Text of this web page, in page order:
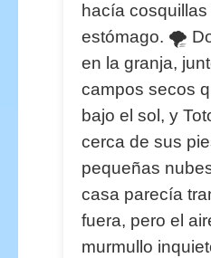
hacía cosquillas
estómago. 🌪️
en la granja,
campos secos
bajo el sol, y
cerca de sus
pequeñas
casa parecía
fuera, pero el
murmullo